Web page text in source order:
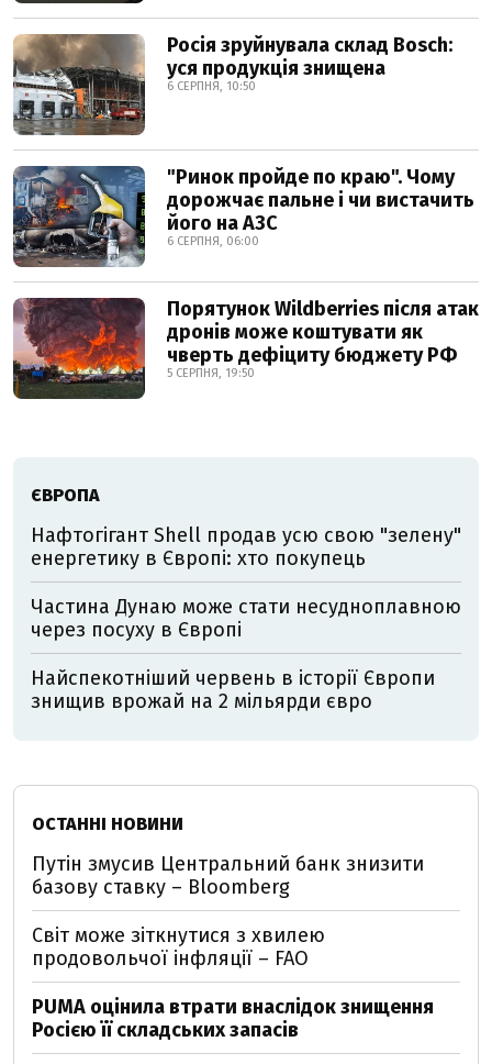
Росія зруйнувала склад Bosch:
уся продукція знищена
6 СЕРПНЯ, 10:50
"Ринок пройде по краю". Чому
дорожчає пальне і чи вистачить
його на АЗС
6 СЕРПНЯ, 06:00
Порятунок Wildberries після атак
дронів може коштувати як
чверть дефіциту бюджету РФ
5 СЕРПНЯ, 19:50
ЄВРОПА
Нафтогігант Shell продав усю свою "зелену"
енергетику в Європі: хто покупець
Частина Дунаю може стати несудноплавною
через посуху в Європі
Найспекотніший червень в історії Європи
знищив врожай на 2 мільярди євро
ОСТАННІ НОВИНИ
Путін змусив Центральний банк знизити
базову ставку – Bloomberg
Світ може зіткнутися з хвилею
продовольчої інфляції – FAO
PUMA оцінила втрати внаслідок знищення
Росією її складських запасів